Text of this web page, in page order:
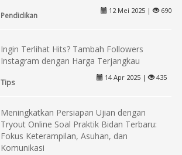
Pendidikan
12 Mei 2025 | 690
Ingin Terlihat Hits? Tambah Followers
Instagram dengan Harga Terjangkau
Tips
14 Apr 2025 | 435
Meningkatkan Persiapan Ujian dengan
Tryout Online Soal Praktik Bidan Terbaru:
Fokus Keterampilan, Asuhan, dan
Komunikasi